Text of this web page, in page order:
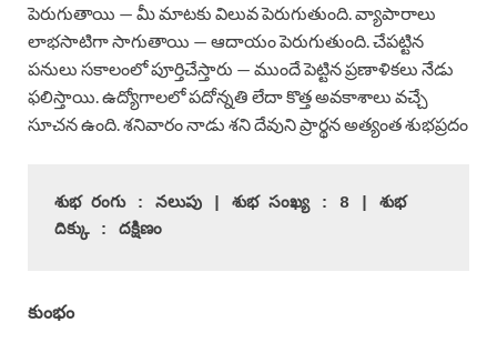
పెరుగుతాయి — మీ మాటకు విలువ పెరుగుతుంది. వ్యాపారాలు
లాభసాటిగా సాగుతాయి — ఆదాయం పెరుగుతుంది. చేపట్టిన
పనులు సకాలంలో పూర్తిచేస్తారు — ముందే పెట్టిన ప్రణాళికలు నేడు
ఫలిస్తాయి. ఉద్యోగాలలో పదోన్నతి లేదా కొత్త అవకాశాలు వచ్చే
సూచన ఉంది. శనివారం నాడు శని దేవుని ప్రార్థన అత్యంత శుభప్రదం
శుభ రంగు : నలుపు | శుభ సంఖ్య : 8 | శుభ
దిక్కు : దక్షిణం
కుంభం